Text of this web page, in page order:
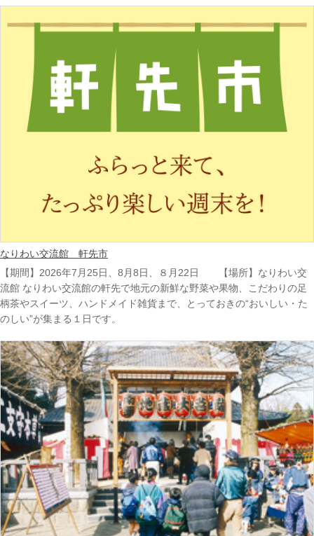
なりわい交流館 軒先市
【期間】2026年7月25日、8月8日、８月22日 【場所】なりわい交
流館 なりわい交流館の軒先で地元の新鮮な野菜や果物、こだわりの足
柄茶やスイーツ、ハンドメイド雑貨まで、とっておきの“おいしい・た
のしい”が集まる１日です。